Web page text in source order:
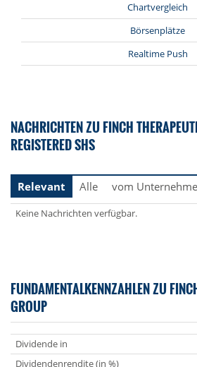
Chartvergleich
Börsenplätze
Realtime Push
NACHRICHTEN ZU FINCH
REGISTERED SHS
Relevant
Alle vom
Keine Nachrichten verfügbar.
FUNDAMENTALKENNZAHLEN ZU
GROUP
Dividende in
Dividendenrendite (in %)